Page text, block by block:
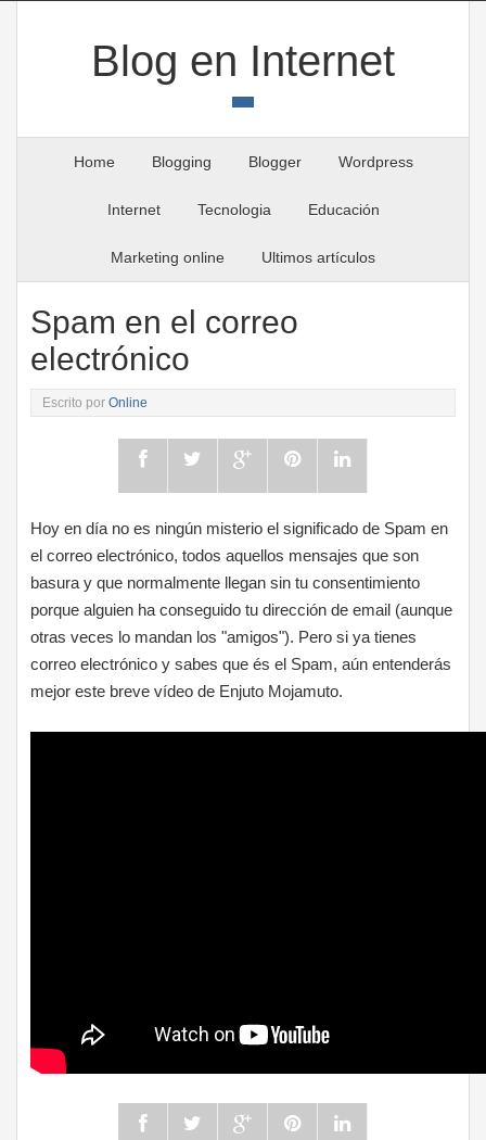
Blog en Internet
Home Blogging Blogger Wordpress
Internet Tecnologia Educación
Marketing online Ultimos artículos
Spam en el correo
electrónico
Escrito porOnline
Hoy en día no es ningún misterio el significado de Spam en
el correo electrónico, todos aquellos mensajes que son
basura y que normalmente llegan sin tu consentimiento
porque alguien ha conseguido tu dirección de email (aunque
otras veces lo mandan los "amigos"). Pero si ya tienes
correo electrónico y sabes que és el Spam, aún entenderás
mejor este breve vídeo de Enjuto Mojamuto.